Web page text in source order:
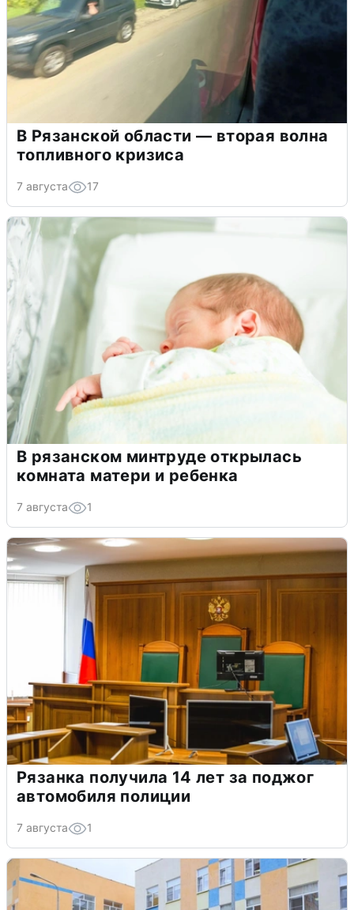
В Рязанской области — вторая волна
топливного кризиса
7 августа 17
В рязанском минтруде открылась
комната матери и ребенка
7 августа 1
Рязанка получила 14 лет за поджог
автомобиля полиции
7 августа 1